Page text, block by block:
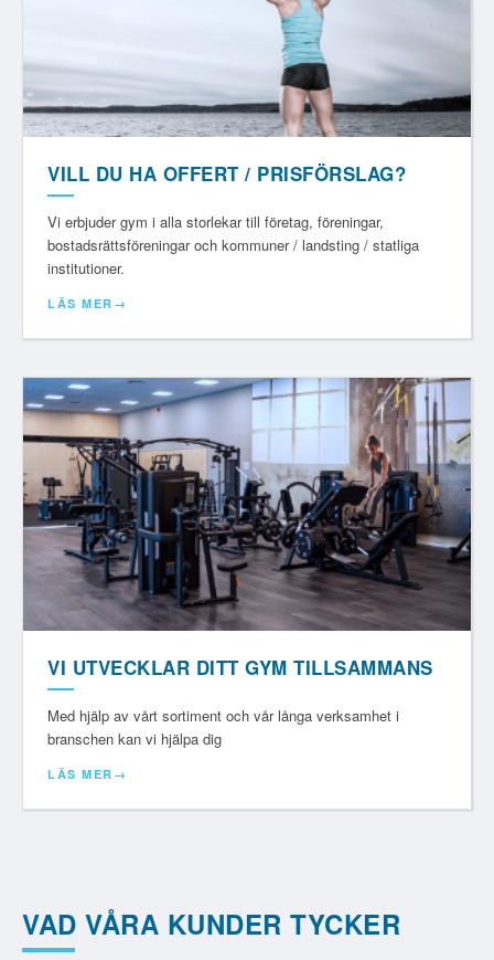
VILL DU HA OFFERT / PRISFÖRSLAG?
Vi erbjuder gym i alla storlekar till företag, föreningar,
bostadsrätts­föreningar och kommuner / landsting / statliga
institutioner.
LÄS MER
VI UTVECKLAR DITT GYM TILLSAMMANS
Med hjälp av vårt sortiment och vår långa verksamhet i
branschen kan vi hjälpa dig
LÄS MER
VAD VÅRA KUNDER TYCKER